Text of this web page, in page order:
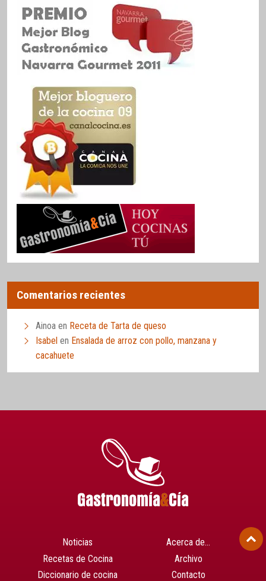
Comentarios recientes
Ainoa en Receta de Tarta de queso
Isabel en Ensalada de arroz con pollo, manzana y
cacahuete
Noticias
Recetas de Cocina
Diccionario de cocina
Acerca de…
Archivo
Contacto